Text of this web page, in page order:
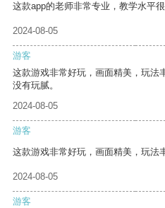
这款app的老师非常专业，教学水平
2024-08-05
游客
这款游戏非常好玩，画面精美，玩法
没有玩腻。
2024-08-05
游客
这款游戏非常好玩，画面精美，玩法
2024-08-05
游客